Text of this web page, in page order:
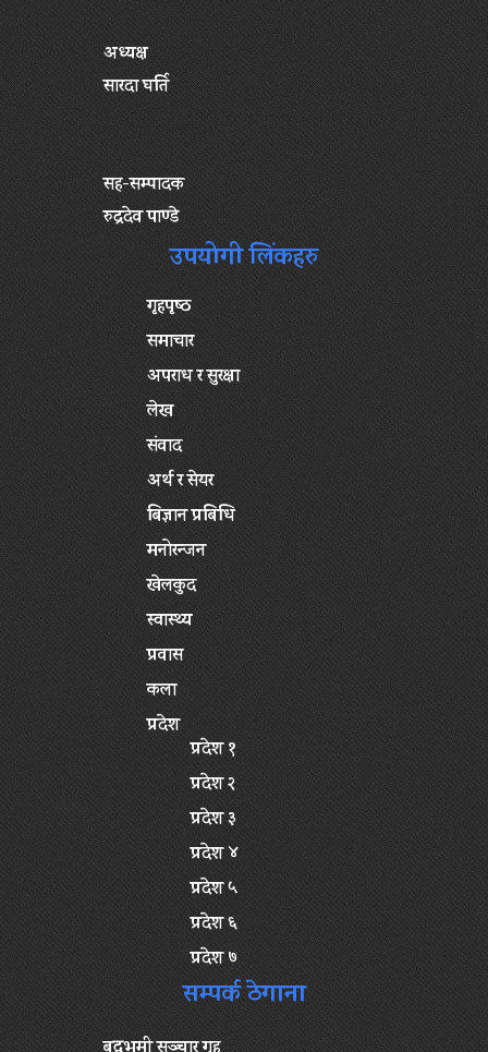
अध्यक्ष
सारदा घर्ति
सह-सम्पादक
रुद्रदेव पाण्डे
उपयोगी लिंकहरु
गृहपृष्‍ठ
समाचार
अपराध र सुरक्षा
लेख
संवाद
अर्थ र सेयर
बिज्ञान प्रबिधि
मनोरन्जन
खेलकुद
स्वास्थ्य
प्रवास
कला
प्रदेश
प्रदेश १
प्रदेश २
प्रदेश ३
प्रदेश ४
प्रदेश ५
प्रदेश ६
प्रदेश ७
सम्पर्क ठेगाना